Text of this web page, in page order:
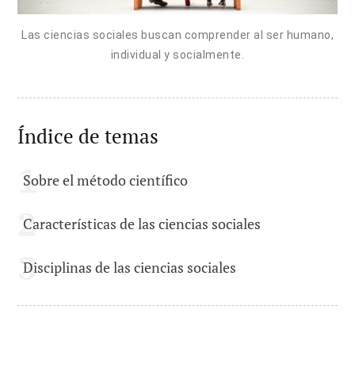
Las ciencias sociales buscan comprender al ser humano,
individual y socialmente.
Índice de temas
Sobre el método científico
Características de las ciencias sociales
Disciplinas de las ciencias sociales